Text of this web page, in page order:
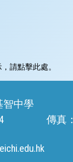
請點擊此處。
智中學
傳真：